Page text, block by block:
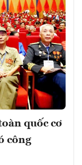
quốc cơ
công